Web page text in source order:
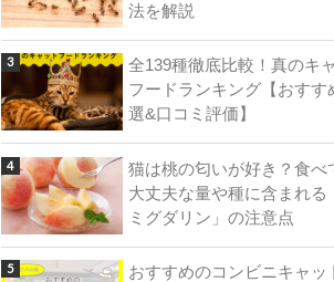
法を解説
全139種徹底比較！真のキ
フードランキング【おすす
選&口コミ評価】
猫は桃の匂いが好き？食べ
大丈夫な量や種に含まれる
ミグダリン」の注意点
おすすめのコンビニキャッ